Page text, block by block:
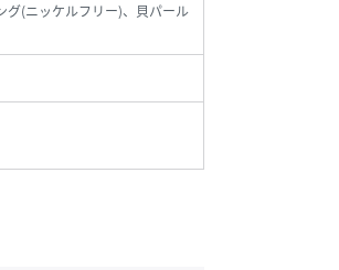
グ(ニッケルフリー)、貝パール